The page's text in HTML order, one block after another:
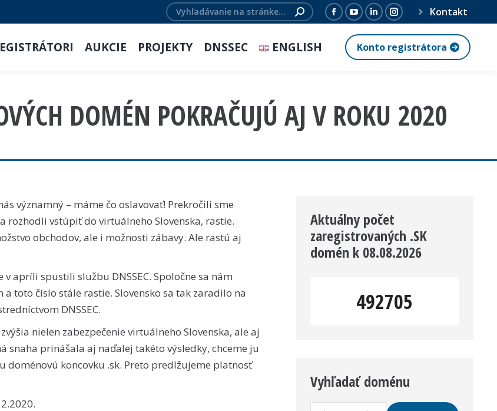
Search:
Facebook
page
opens
window
YouTube
page
opens
window
Linkedin
page
opens
window
Instagram
page
opens
window
Kontakt
AUKCIE PROJEKTY DNSSEC ENGLISH Konto registrátora
DOMÉN POKRAČUJÚ AJ V ROKU 2020
významný – máme čo oslavovať! Prekročili sme
rozhodli vstúpiť do virtuálneho Slovenska, rastie.
obchodov, ale i možnosti zábavy. Ale rastú aj
apríli spustili službu DNSSEC. Spoločne sa nám
toto číslo stále rastie. Slovensko sa tak zaradilo na
DNSSEC.
nielen zabezpečenie virtuálneho Slovenska, ale aj
snaha prinášala aj naďalej takéto výsledky, chceme ju
doménovú koncovku .sk. Preto predlžujeme platnosť
Aktuálny počet
zaregistrovaných .SK
domén k 08.08.2026
492705
Vyhľadať doménu